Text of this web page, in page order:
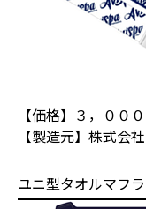
【価格】３，００
【製造元】株式会
ユニ型タオルマフ